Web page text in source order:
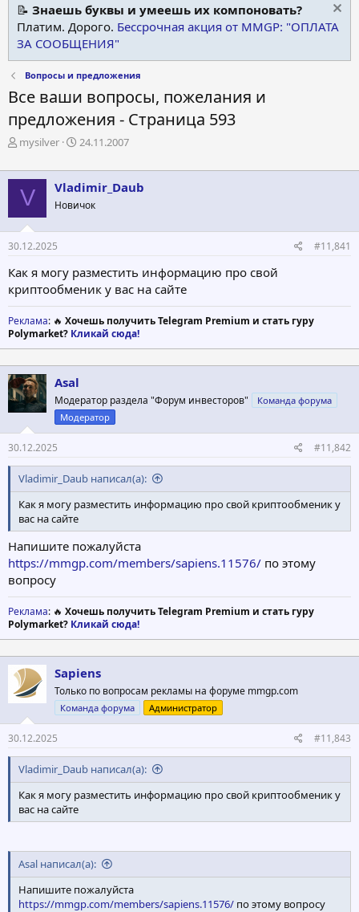
📝 Знаешь буквы и умеешь их компоновать?
Платим. Дорого. Бессрочная акция от MMGP: "ОПЛАТА
ЗА СООБЩЕНИЯ"
Вопросы и предложения
Все ваши вопросы, пожелания и
предложения - Страница 593
А
т
р
е
м
ы
mysilver
Д
т
а
а
ч
л
а
24.11.2007
V Vladimir_Daub
Новичок
30.12.2025 #11,841
Как я могу разместить информацию про свой
криптообменик у вас на сайте
Реклама: 🔥 Хочешь получить Telegram Premium и стать гуру
Polymarket? Кликай сюда!
Asal
Модератор раздела "Форум инвесторов"
Команда форума
Модератор
30.12.2025 #11,842
Vladimir_Daub написал(а):
Как я могу разместить информацию про свой криптообменик у
вас на сайте
Напишите пожалуйста
https://mmgp.com/members/sapiens.11576/ по этому
вопросу
Реклама: 🔥 Хочешь получить Telegram Premium и стать гуру
Polymarket? Кликай сюда!
Sapiens
Только по вопросам рекламы на форуме mmgp.com
Команда форума Администратор
30.12.2025 #11,843
Vladimir_Daub написал(а):
Как я могу разместить информацию про свой криптообменик у
вас на сайте
Asal написал(а):
Напишите пожалуйста
https://mmgp.com/members/sapiens.11576/ по этому вопросу